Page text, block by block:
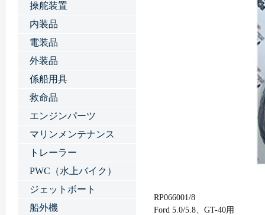
RP066001/8
Ford 5.0/5.8、GT-40用
操舵装置
内装品
電装品
外装品
係船用具
救命品
エンジンパーツ
マリンメンテナンス
トレーラー
PWC（水上バイク）
ジェットボート
船外機